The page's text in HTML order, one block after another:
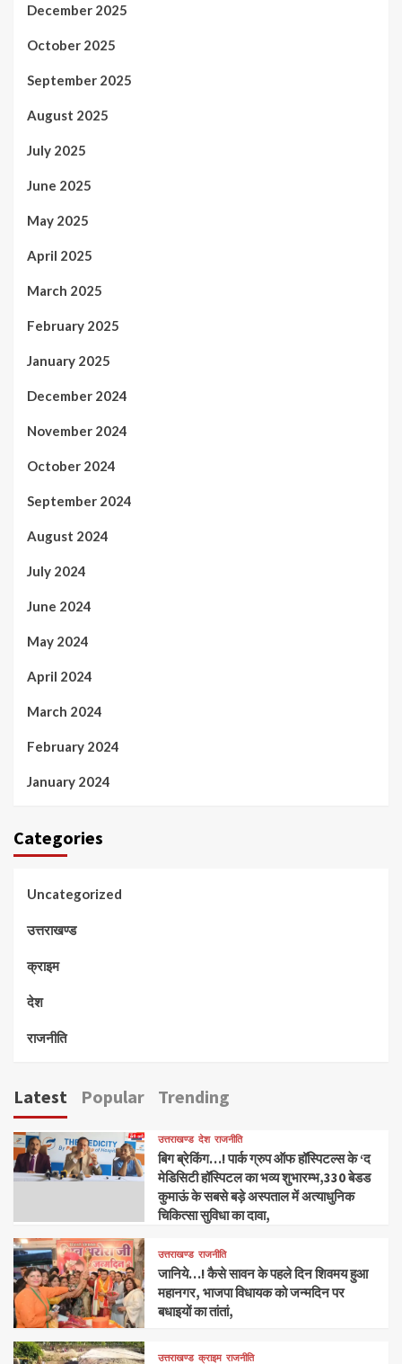
December 2025
October 2025
September 2025
August 2025
July 2025
June 2025
May 2025
April 2025
March 2025
February 2025
January 2025
December 2024
November 2024
October 2024
September 2024
August 2024
July 2024
June 2024
May 2024
April 2024
March 2024
February 2024
January 2024
Categories
Uncategorized
उत्तराखण्ड
क्राइम
देश
राजनीति
Latest Popular Trending
उत्तराखण्ड देश राजनीति
बिग ब्रेकिंग…! पार्क ग्रुप ऑफ हॉस्पिटल्स के ‘द
मेडिसिटी हॉस्पिटल का भव्य शुभारम्भ,330 बेडड
कुमाऊं के सबसे बड़े अस्पताल में अत्याधुनिक
चिकित्सा सुविधा का दावा,
उत्तराखण्ड राजनीति
जानिये…! कैसे सावन के पहले दिन शिवमय हुआ
महानगर, भाजपा विधायक को जन्मदिन पर
बधाइयों का तांतां,
उत्तराखण्ड क्राइम राजनीति